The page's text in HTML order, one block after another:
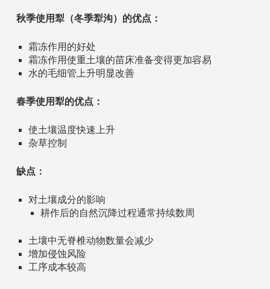
秋季使用犁（冬季犁沟）的优点：
霜冻作用的好处
霜冻作用使重土壤的苗床准备变得更加容易
水的毛细管上升明显改善
春季使用犁的优点：
使土壤温度快速上升
杂草控制
缺点：
对土壤成分的影响
耕作后的自然沉降过程通常持续数周
土壤中无脊椎动物数量会减少
增加侵蚀风险
工序成本较高